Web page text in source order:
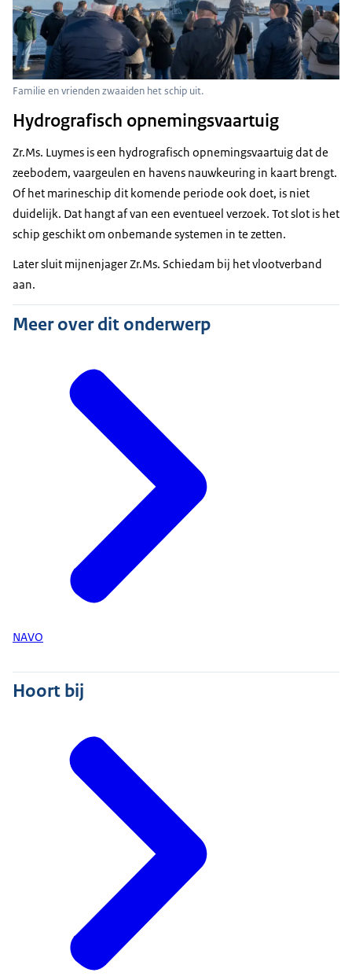
Familie en vrienden zwaaiden het schip uit.
Hydrografisch opnemingsvaartuig
Zr.Ms. Luymes is een hydrografisch opnemingsvaartuig dat de
zeebodem, vaargeulen en havens nauwkeuring in kaart brengt.
Of het marineschip dit komende periode ook doet, is niet
duidelijk. Dat hangt af van een eventueel verzoek. Tot slot is het
schip geschikt om onbemande systemen in te zetten.
Later sluit mijnenjager Zr.Ms. Schiedam bij het vlootverband
aan.
Meer over dit onderwerp
NAVO
Hoort bij